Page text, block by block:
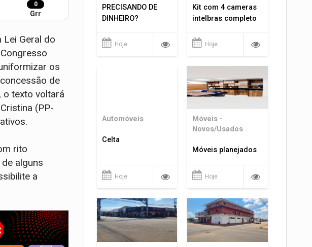
0
Grr
Geral do
os
de
o texto voltará
(PP-
rito
alguns
a
PRECISANDO DE
DINHEIRO?
Hoje
Kit com 4 cameras
intelbras completo
Hoje
Automóveis
Celta
Hoje
Móveis -
Novos/Usados
Móveis planejados
Hoje